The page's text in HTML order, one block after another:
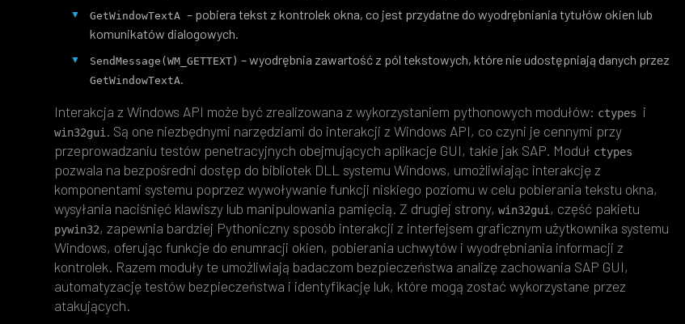
GetWindowTextA – pobiera tekst z kontrolek okna, co jest przydatne do wyodrębniania tytułów okien lub
komunikatów dialogowych.
SendMessage(WM_GETTEXT) – wyodrębnia zawartość z pól tekstowych, które nie udostępniają danych przez
GetWindowTextA.
Interakcja z Windows API może być zrealizowana z wykorzystaniem pythonowych modułów: ctypes i
win32gui . Są one niezbędnymi narzędziami do interakcji z Windows API, co czyni je cennymi przy
przeprowadzaniu testów penetracyjnych obejmujących aplikacje GUI, takie jak SAP. Moduł
pozwala na bezpośredni dostęp do bibliotek DLL systemu Windows, umożliwiając interakcję z
komponentami systemu poprzez wywoływanie funkcji niskiego poziomu w celu pobierania tekstu okna,
wysyłania naciśnięć klawiszy lub manipulowania pamięcią. Z drugiej strony,win32gui , część pakietu
pywin32, zapewnia bardziej Pythoniczny sposób interakcji z interfejsem graficznym użytkownika systemu
Windows, oferując funkcje do enumracji okien, pobierania uchwytów i wyodrębniania informacji z
kontrolek. Razem moduły te umożliwiają badaczom bezpieczeństwa analizę zachowania SAP GUI,
automatyzację testów bezpieczeństwa i identyfikację luk, które mogą zostać wykorzystane przez
atakujących.